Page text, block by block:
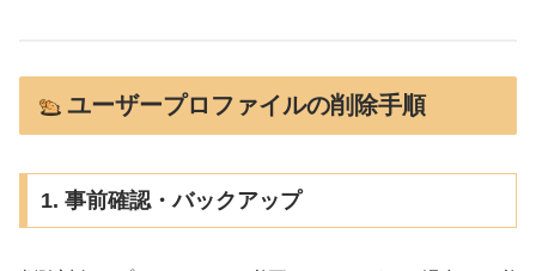
ユーザープロファイルの削除手順
1. 事前確認・バックアップ